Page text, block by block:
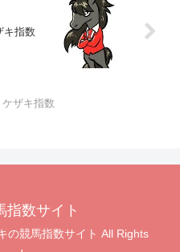
キ指数
ケザキ指数
指数サイト
の競馬指数サイト All Rights